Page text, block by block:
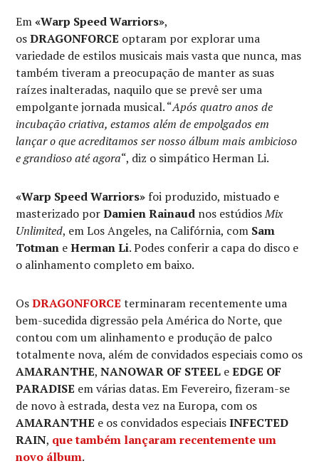
Em«Warp Speed Warriors»,
osDRAGONFORCE optaram por explorar uma
variedade de estilos musicais mais vasta que nunca, mas
também tiveram a preocupação de manter as suas
raízes inalteradas, naquilo que se prevê ser uma
empolgante jornada musical. “Após quatro anos de
incubação criativa, estamos além de empolgados em
lançar o que acreditamos ser nosso álbum mais ambicioso
e grandioso até agora“, diz o simpático Herman Li.
«Warp Speed Warriors» foi produzido, mistuado e
masterizado porDamien Rainaud nos estúdiosMix
Unlimited, em Los Angeles, na Califórnia, com Sam
Totman eHerman Li. Podes conferir a capa do disco e
o alinhamento completo em baixo.
OsDRAGONFORCE terminaram recentemente uma
bem-sucedida digressão pela América do Norte, que
contou com um alinhamento e produção de palco
totalmente nova, além de convidados especiais como os
AMARANTHE,NANOWAR OF STEEL eEDGE OF
PARADISE em várias datas. Em Fevereiro, fizeram-se
de novo à estrada, desta vez na Europa, com os
AMARANTHE e os convidados especiaisINFECTED
RAIN, que também lançaram recentemente um
novo álbum.